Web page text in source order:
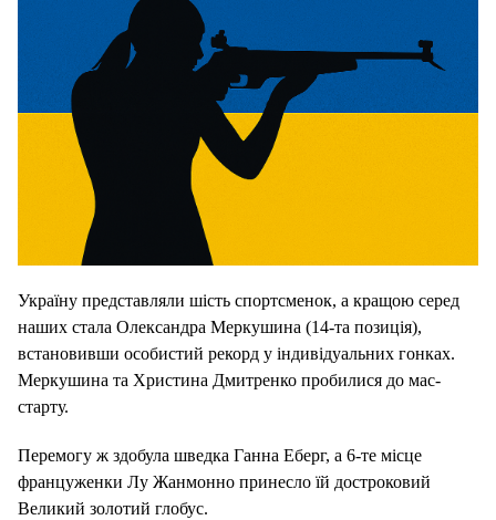
Україну представляли шість спортсменок, а кращою серед
наших стала Олександра Меркушина (14-та позиція),
встановивши особистий рекорд у індивідуальних гонках.
Меркушина та Христина Дмитренко пробилися до мас-
старту.
Перемогу ж здобула шведка Ганна Еберг, а 6-те місце
француженки Лу Жанмонно принесло їй достроковий
Великий золотий глобус.